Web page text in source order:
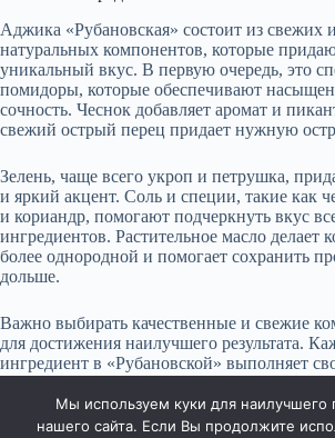
Аджика «Рубановская» состоит из свежих и
натуральных компонентов, которые
уникальный вкус. В первую очередь, это
помидоры, которые обеспечивают
сочность. Чеснок добавляет аромат и
свежий острый перец придает нужную
Зелень, чаще всего укроп и петрушка,
и яркий акцент. Соль и специи, такие как
и кориандр, помогают подчеркнуть вкус
ингредиентов. Растительное масло делает
более однородной и помогает сохранить
дольше.
Важно выбирать качественные и свежие
для достижения наилучшего результата.
ингредиент в «Рубановской» выполняет
подходит для разных блюд.
Мы используем куки для наилучшего
нашего сайта. Если Вы продолжите